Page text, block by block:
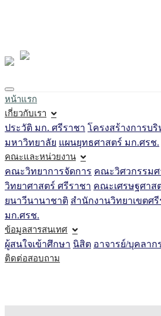
หน้าแรก
เกี่ยวกับเรา
ประวัติ มก. ศรีราชา โครงสร้างการบริ
มหาวิทยาลัย แผนยุทธศาสตร์ มก.ศรช.
คณะและหน่วยงาน
คณะวิทยาการจัดการ คณะวิศวกรรมศ
วิทยาศาสตร์ ศรีราชา คณะเศรษฐศาส
ยนาวีนานาชาติ สำนักงานวิทยาเขตศรี
มก.ศรช.
ข้อมูลสารสนเทศ
ผู้สนใจเข้าศึกษา นิสิต อาจารย์/บุคลาก
ติดต่อสอบถาม